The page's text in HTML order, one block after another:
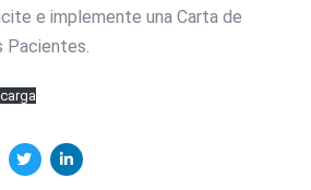
e implemente una Carta de
Pacientes.